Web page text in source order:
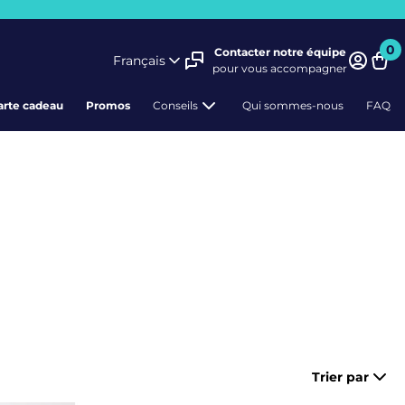
Français
Contacter notre équipe
pour vous accompagner
0
cadeau Promos Conseils Qui sommes-nous FAQ
Trier par